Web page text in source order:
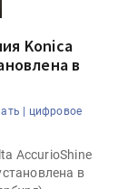
Konica
в
| цифровое
AccurioShine
в